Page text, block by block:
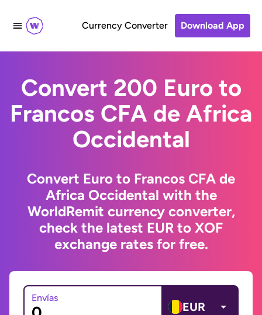
Currency Converter Download App
Convert 200 Euro to
Francos CFA de Africa
Occidental
Convert Euro to Francos CFA de
Africa Occidental with the
WorldRemit currency converter,
check the latest EUR to XOF
exchange rates for free.
Envías
EUR